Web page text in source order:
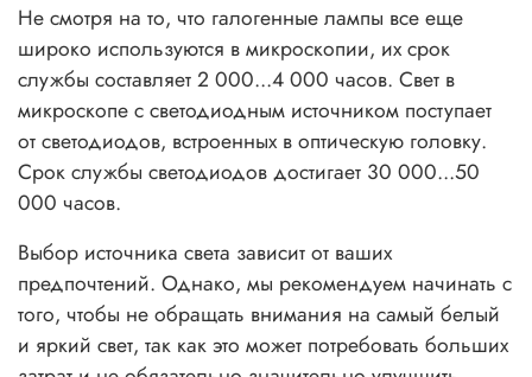
Не смотря на то, что галогенные лампы все еще
широко используются в микроскопии, их срок
службы составляет 2 000...4 000 часов. Свет в
микроскопе с светодиодным источником поступает
от светодиодов, встроенных в оптическую головку.
Срок службы светодиодов достигает 30 000...50
000 часов.
Выбор источника света зависит от ваших
предпочтений. Однако, мы рекомендуем начинать с
того, чтобы не обращать внимания на самый белый
и яркий свет, так как это может потребовать больших